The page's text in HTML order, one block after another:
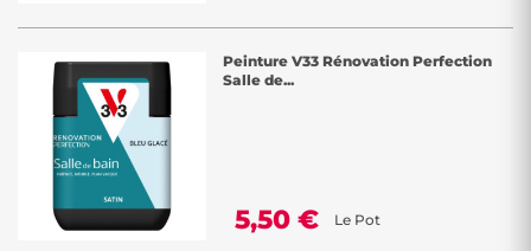
Peinture V33 Rénovation Perfection
Salle de...
5,50 € Le Pot